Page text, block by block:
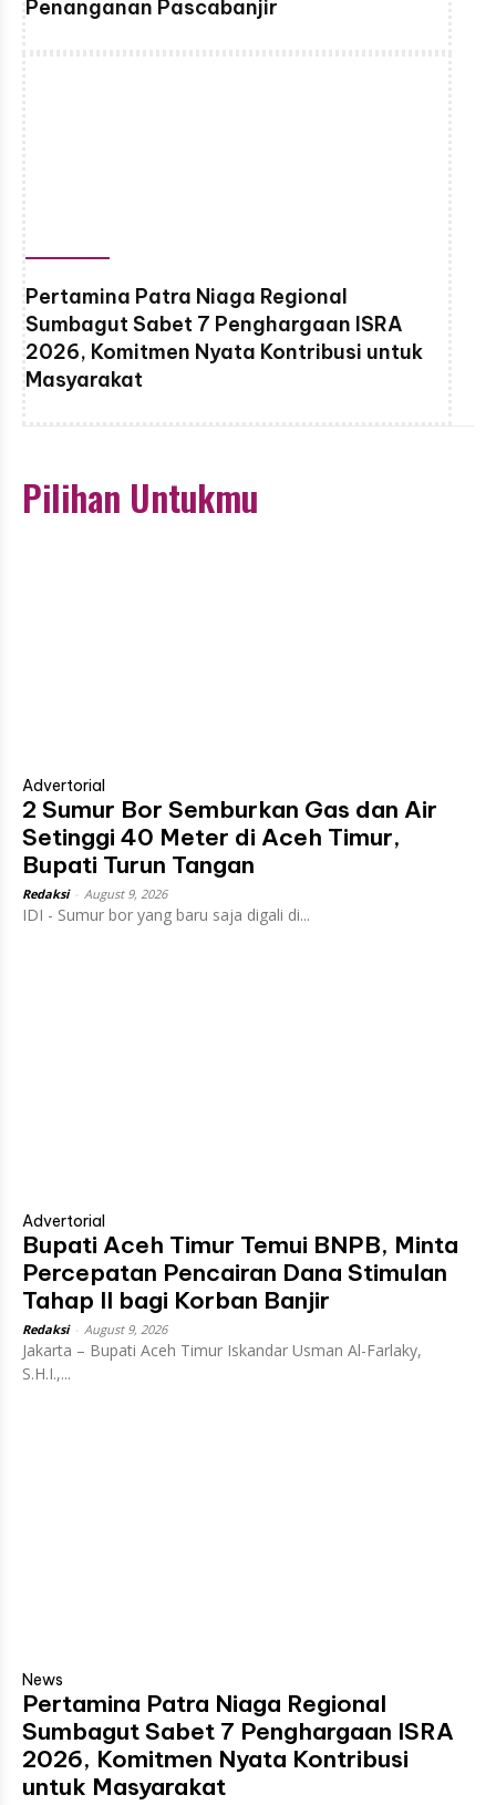
Penanganan Pascabanjir
Pertamina Patra Niaga Regional
Sumbagut Sabet 7 Penghargaan ISRA
2026, Komitmen Nyata Kontribusi untuk
Masyarakat
Pilihan Untukmu
Advertorial
2 Sumur Bor Semburkan Gas dan Air
Setinggi 40 Meter di Aceh Timur,
Bupati Turun Tangan
Redaksi August 9, 2026
IDI - Sumur bor yang baru saja digali di...
Advertorial
Bupati Aceh Timur Temui BNPB, Minta
Percepatan Pencairan Dana Stimulan
Tahap II bagi Korban Banjir
Redaksi August 9, 2026
Jakarta – Bupati Aceh Timur Iskandar Usman Al-Farlaky,
S.H.I.,...
News
Pertamina Patra Niaga Regional
Sumbagut Sabet 7 Penghargaan ISRA
2026, Komitmen Nyata Kontribusi
untuk Masyarakat